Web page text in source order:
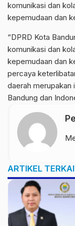
komunikasi dan
kepemudaan dan
“DPRD Kota
komunikasi dan
kepemudaan dan
percaya
daerah merupakan
Bandung dan
ARTIKEL